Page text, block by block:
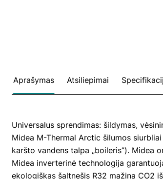
Aprašymas Atsiliepimai
Universalus sprendimas: šildymas,
Midea M-Thermal Arctic šilumos
karšto vandens talpa „boileris”). Midea
Midea inverterinė technologija
ekologiškas šaltnešis R32 mažina CO2